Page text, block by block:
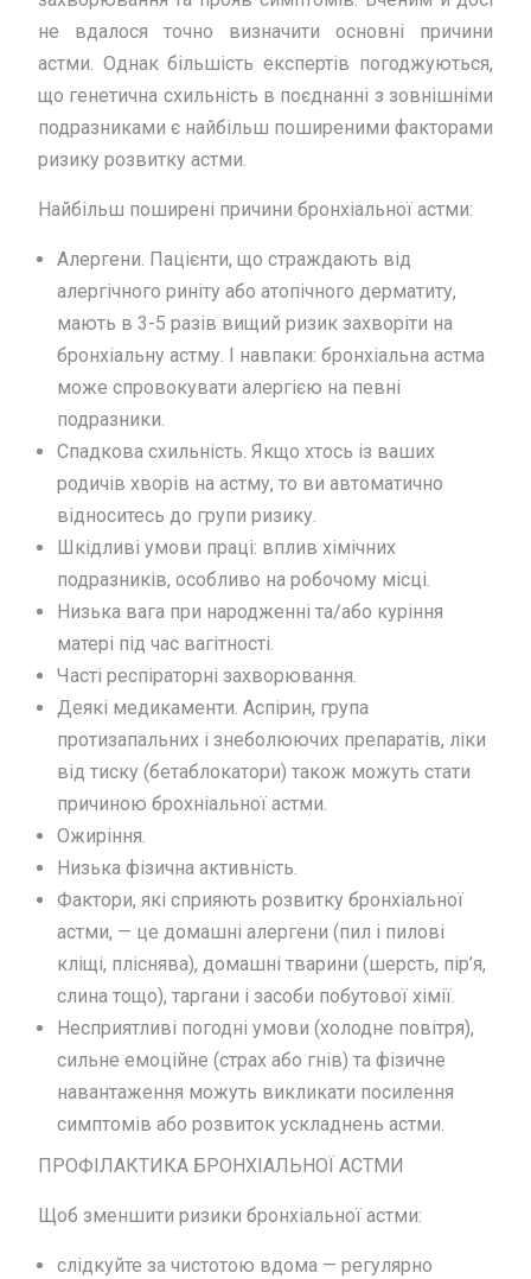
не вдалося точно визначити основні причини
астми. Однак більшість експертів погоджуються,
що генетична схильність в поєднанні з зовнішніми
подразниками є найбільш поширеними факторами
ризику розвитку астми.
Найбільш поширені причини бронхіальної астми:
Алергени. Пацієнти, що страждають від
алергічного риніту або атопічного дерматиту,
мають в 3-5 разів вищий ризик захворіти на
бронхіальну астму. І навпаки: бронхіальна астма
може спровокувати алергією на певні
подразники.
Спадкова схильність. Якщо хтось із ваших
родичів хворів на астму, то ви автоматично
відноситесь до групи ризику.
Шкідливі умови праці: вплив хімічних
подразників, особливо на робочому місці.
Низька вага при народженні та/або куріння
матері під час вагітності.
Часті респіраторні захворювання.
Деякі медикаменти. Аспірин, група
протизапальних і знеболюючих препаратів, ліки
від тиску (бетаблокатори) також можуть стати
причиною брохніальної астми.
Ожиріння.
Низька фізична активність.
Фактори, які сприяють розвитку бронхіальної
астми, — це домашні алергени (пил і пилові
кліщі, пліснява), домашні тварини (шерсть, пір’я,
слина тощо), таргани і засоби побутової хімії.
Несприятливі погодні умови (холодне повітря),
сильне емоційне (страх або гнів) та фізичне
навантаження можуть викликати посилення
симптомів або розвиток ускладнень астми.
ПРОФІЛАКТИКА БРОНХІАЛЬНОЇ АСТМИ
Щоб зменшити ризики бронхіальної астми:
слідкуйте за чистотою вдома — регулярно